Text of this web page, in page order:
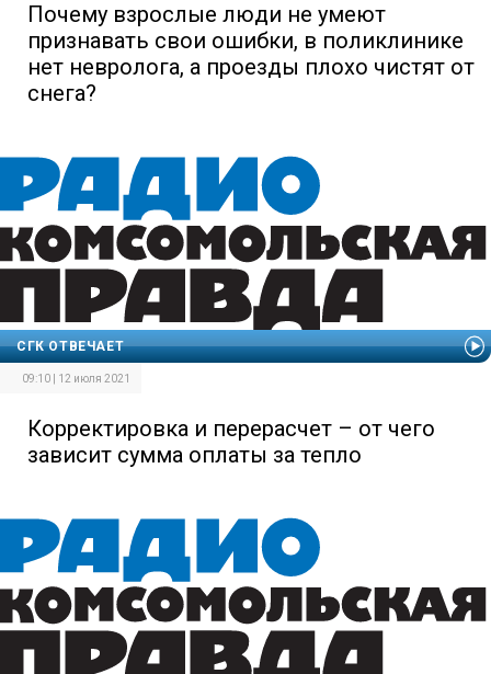
Почему взрослые люди не умеют
признавать свои ошибки, в поликлинике
нет невролога, а проезды плохо чистят от
снега?
СГК ОТВЕЧАЕТ
09:10 | 12 июля 2021
Корректировка и перерасчет – от чего
зависит сумма оплаты за тепло